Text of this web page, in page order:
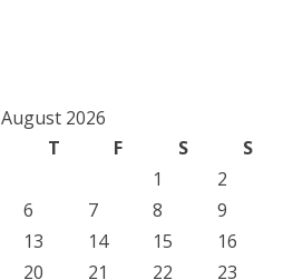
August 2026
T F S
S
1
2
6 7 8
9
13 14 15
16
20 21 22 23